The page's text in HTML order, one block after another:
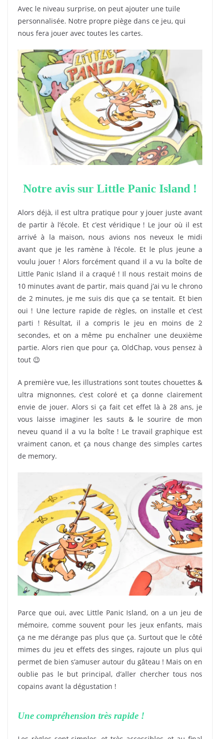
Avec le niveau surprise, on peut ajouter une tuile
personnalisée. Notre propre piège dans ce jeu, qui
nous fera jouer avec toutes les cartes.
Notre avis sur Little Panic Island !
Alors déjà, il est ultra pratique pour y jouer juste avant
de partir à l’école. Et c’est véridique ! Le jour où il est
arrivé à la maison, nous avions nos neveux le midi
avant que je les ramène à l’école. Et le plus jeune a
voulu jouer ! Alors forcément quand il a vu la boîte de
Little Panic Island il a craqué ! Il nous restait moins de
10 minutes avant de partir, mais quand j’ai vu le chrono
de 2 minutes, je me suis dis que ça se tentait. Et bien
oui ! Une lecture rapide de règles, on installe et c’est
parti ! Résultat, il a compris le jeu en moins de 2
secondes, et on a même pu enchaîner une deuxième
partie. Alors rien que pour ça, OldChap, vous pensez à
tout 😉
A première vue, les illustrations sont toutes chouettes &
ultra mignonnes, c’est coloré et ça donne clairement
envie de jouer. Alors si ça fait cet effet là à 28 ans, je
vous laisse imaginer les sauts & le sourire de mon
neveu quand il a vu la boîte ! Le travail graphique est
vraiment canon, et ça nous change des simples cartes
de memory.
Parce que oui, avec Little Panic Island, on a un jeu de
mémoire, comme souvent pour les jeux enfants, mais
ça ne me dérange pas plus que ça. Surtout que le côté
mimes du jeu et effets des singes, rajoute un plus qui
permet de bien s’amuser autour du gâteau ! Mais on en
oublie pas le but principal, d’aller chercher tous nos
copains avant la dégustation !
Une compréhension très rapide !